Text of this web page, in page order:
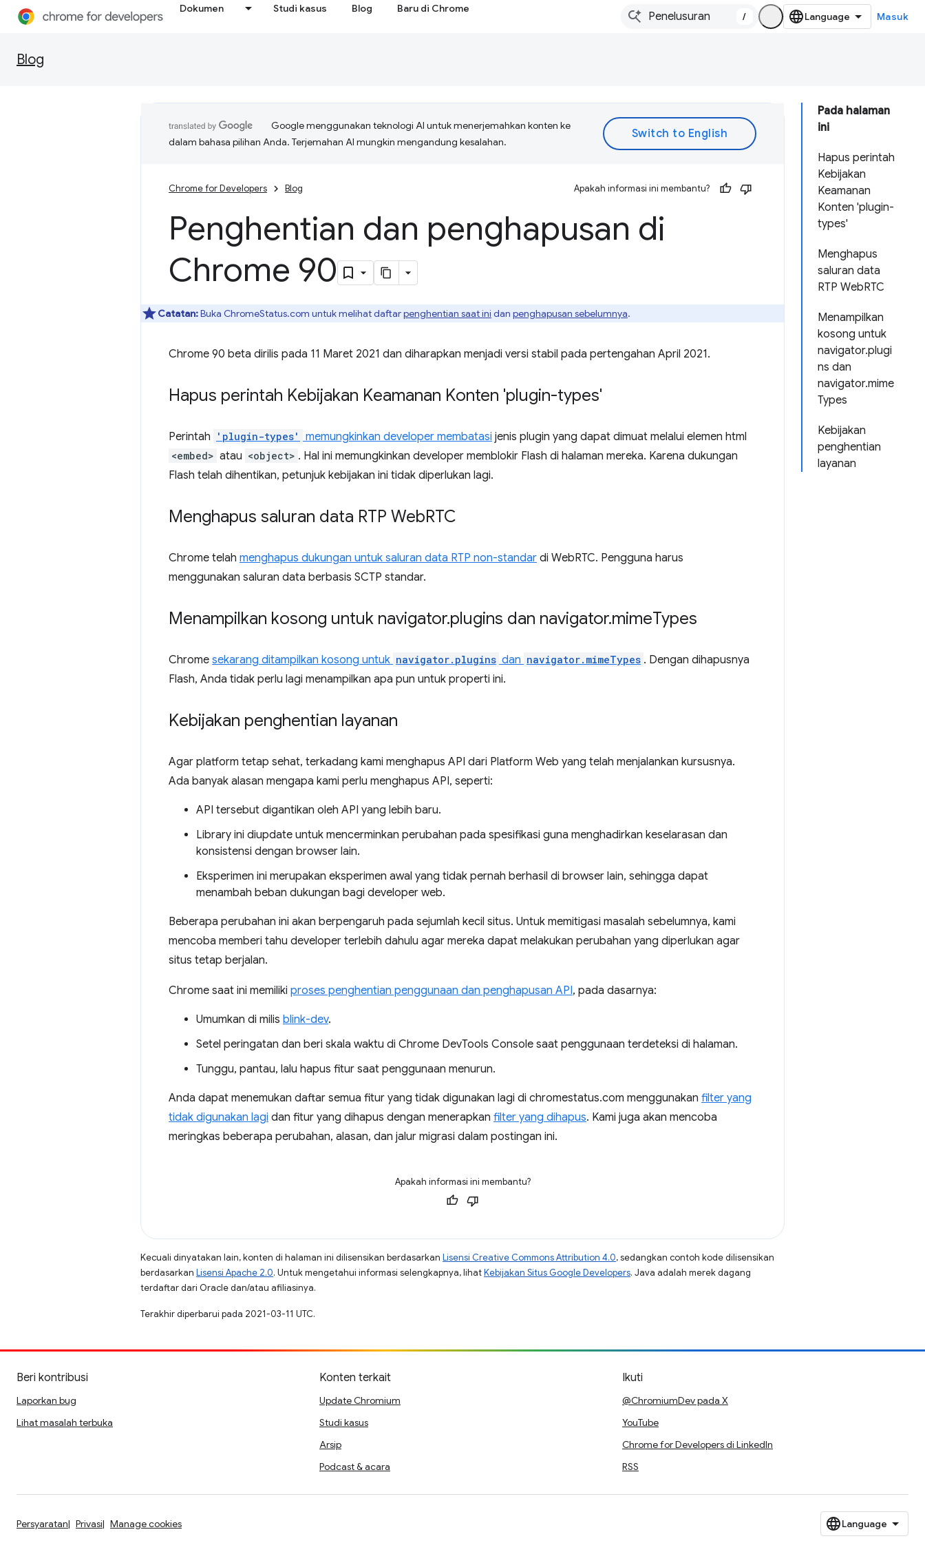
Dokumen Studi kasus Blog Baru di Chrome
/ Masuk
Blog
Pada halaman
ini
Hapus perintah
Kebijakan
Keamanan
Konten 'plugin-
types'
Menghapus
saluran data
RTP WebRTC
Menampilkan
kosong untuk
navigator.plugi
ns dan
navigator.mime
Types
Kebijakan
penghentian
layanan
Google menggunakan teknologi AI untuk menerjemahkan konten ke
dalam bahasa pilihan Anda. Terjemahan AI mungkin mengandung kesalahan.
Chrome for Developers Blog Apakah informasi ini membantu?
Penghentian dan penghapusan di
Chrome 90
Catatan:Buka ChromeStatus.com untuk melihat daftarpenghentian saat ini dan penghapusan sebelumnya.
Chrome 90 beta dirilis pada 11 Maret 2021 dan diharapkan menjadi versi stabil pada pertengahan April 2021.
Hapus perintah Kebijakan Keamanan Konten 'plugin-types'
Perintah 'plugin-types' memungkinkan developer membatasi jenis plugin yang dapat dimuat melalui elemen html
<embed> atau <object> . Hal ini memungkinkan developer memblokir Flash di halaman mereka. Karena dukungan
Flash telah dihentikan, petunjuk kebijakan ini tidak diperlukan lagi.
Menghapus saluran data RTP WebRTC
Chrome telah menghapus dukungan untuk saluran data RTP non-standar di WebRTC. Pengguna harus
menggunakan saluran data berbasis SCTP standar.
Menampilkan kosong untuk navigator.plugins dan navigator.mimeTypes
Chrome sekarang ditampilkan kosong untuk navigator.plugins dan navigator.mimeTypes . Dengan dihapusnya
Flash, Anda tidak perlu lagi menampilkan apa pun untuk properti ini.
Kebijakan penghentian layanan
Agar platform tetap sehat, terkadang kami menghapus API dari Platform Web yang telah menjalankan kursusnya.
Ada banyak alasan mengapa kami perlu menghapus API, seperti:
API tersebut digantikan oleh API yang lebih baru.
Library ini diupdate untuk mencerminkan perubahan pada spesifikasi guna menghadirkan keselarasan dan
konsistensi dengan browser lain.
Eksperimen ini merupakan eksperimen awal yang tidak pernah berhasil di browser lain, sehingga dapat
menambah beban dukungan bagi developer web.
Beberapa perubahan ini akan berpengaruh pada sejumlah kecil situs. Untuk memitigasi masalah sebelumnya, kami
mencoba memberi tahu developer terlebih dahulu agar mereka dapat melakukan perubahan yang diperlukan agar
situs tetap berjalan.
Chrome saat ini memiliki proses penghentian penggunaan dan penghapusan API, pada dasarnya:
Umumkan di milis blink-dev.
Setel peringatan dan beri skala waktu di Chrome DevTools Console saat penggunaan terdeteksi di halaman.
Tunggu, pantau, lalu hapus fitur saat penggunaan menurun.
Anda dapat menemukan daftar semua fitur yang tidak digunakan lagi di chromestatus.com menggunakan filter yang
tidak digunakan lagi dan fitur yang dihapus dengan menerapkan filter yang dihapus. Kami juga akan mencoba
meringkas beberapa perubahan, alasan, dan jalur migrasi dalam postingan ini.
Apakah informasi ini membantu?
Kecuali dinyatakan lain, konten di halaman ini dilisensikan berdasarkan Lisensi Creative Commons Attribution 4.0, sedangkan contoh kode dilisensikan
berdasarkan Lisensi Apache 2.0. Untuk mengetahui informasi selengkapnya, lihatKebijakan Situs Google Developers. Java adalah merek dagang
terdaftar dari Oracle dan/atau afiliasinya.
Terakhir diperbarui pada 2021-03-11 UTC.
Beri kontribusi
Laporkan bug
Lihat masalah terbuka
Konten terkait
Update Chromium
Studi kasus
Arsip
Podcast & acara
Ikuti
@ChromiumDev pada X
YouTube
Chrome for Developers di LinkedIn
RSS
Persyaratan Privasi Manage cookies